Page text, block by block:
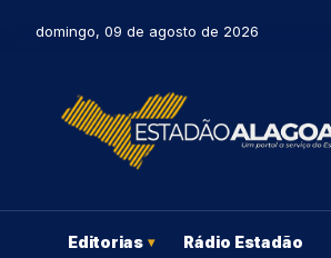
domingo, 09 de agosto de 2026
Editorias ▾ Rádio Estadão